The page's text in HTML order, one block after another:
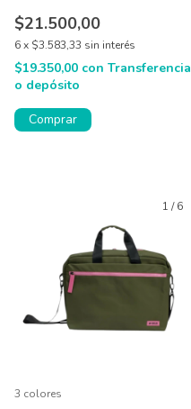
$21.500,00
6x $3.583,33 sin interés
$19.350,00 con Transferencia
o depósito
1 /6
3 colores